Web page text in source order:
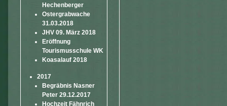
Hechenberger
Ostergrabwache
31.03.2018
JHV 09. März 2018
Eröffnung
Tourismusschule WK
Koasalauf 2018
2017
Begräbnis Nasner
Peter 29.12.2017
Hochzeit Fähnrich